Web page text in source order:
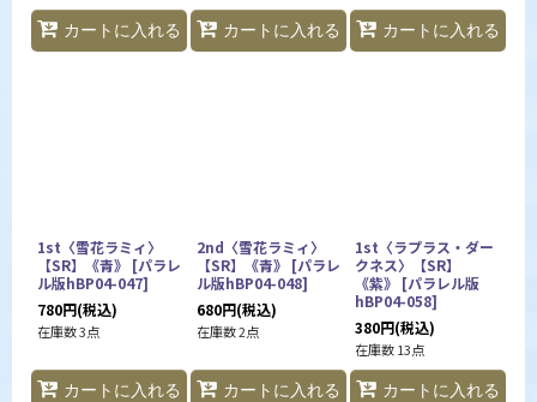
カートに入れる カートに入れる カートに入れる
1st〈雪花ラミィ〉
【SR】《青》 [パラレ
ル版hBP04-047]
780円(税込)
在庫数 3点
カートに入れる
2nd〈雪花ラミィ〉
【SR】《青》 [パラレ
ル版hBP04-048]
680円(税込)
在庫数 2点
カートに入れる
1st〈ラプラス・ダー
クネス〉【SR】
《紫》 [パラレル版
hBP04-058]
380円(税込)
在庫数 13点
カートに入れる